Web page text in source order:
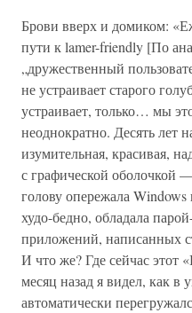
Брови вверх и домиком:
пути к lamer-friendly [По
„дружественный
не устраивает старого
устраивает, только… мы
неоднократно. Десять лет
изумительная, красивая,
с графической оболочкой
голову опережала
худо-бедно, обладала
приложений, написанных
И что же? Где сейчас этот
месяц назад я видел, как в
автоматически